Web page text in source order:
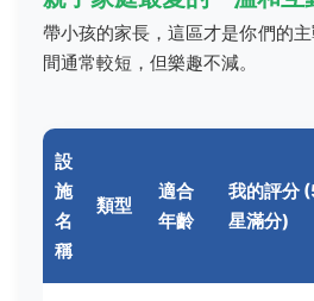
帶小孩的家長，這區才是你們的
間通常較短，但樂趣不減。
設
施
名
稱
類型
適合
年齡
我的評分
星滿分)